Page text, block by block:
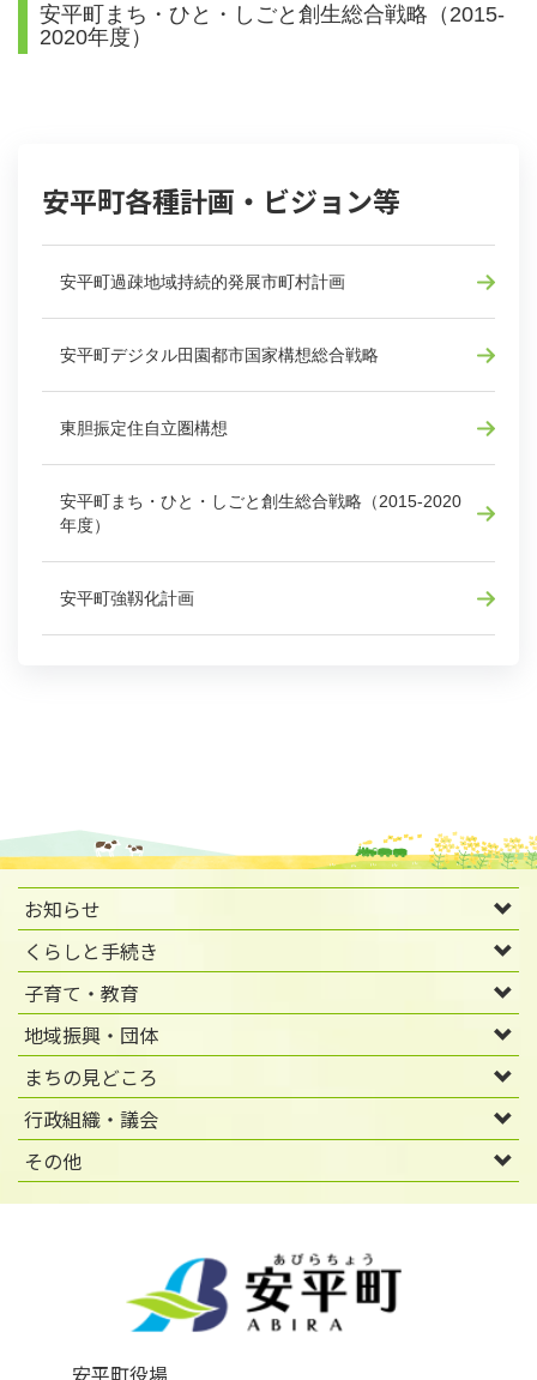
安平町まち・ひと・しごと創生総合戦略（2015-
2020年度）
安平町各種計画・ビジョン等
安平町過疎地域持続的発展市町村計画
安平町デジタル田園都市国家構想総合戦略
東胆振定住自立圏構想
安平町まち・ひと・しごと創生総合戦略（2015-2020
年度）
安平町強靱化計画
お知らせ
くらしと手続き
子育て・教育
地域振興・団体
まちの見どころ
行政組織・議会
その他
安平町役場